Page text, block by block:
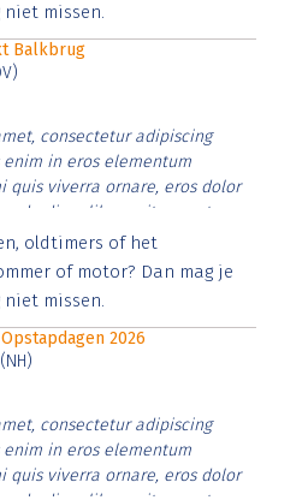
missen.
Balkbrug
consectetur adipiscing
in eros elementum
quis viverra ornare, eros dolor
diam libero vitae erat.
justo cursus id rutrum lorem
vitae risus tristique posuere.
oldtimers of het
of motor? Dan mag je
missen.
2026
consectetur adipiscing
in eros elementum
quis viverra ornare, eros dolor